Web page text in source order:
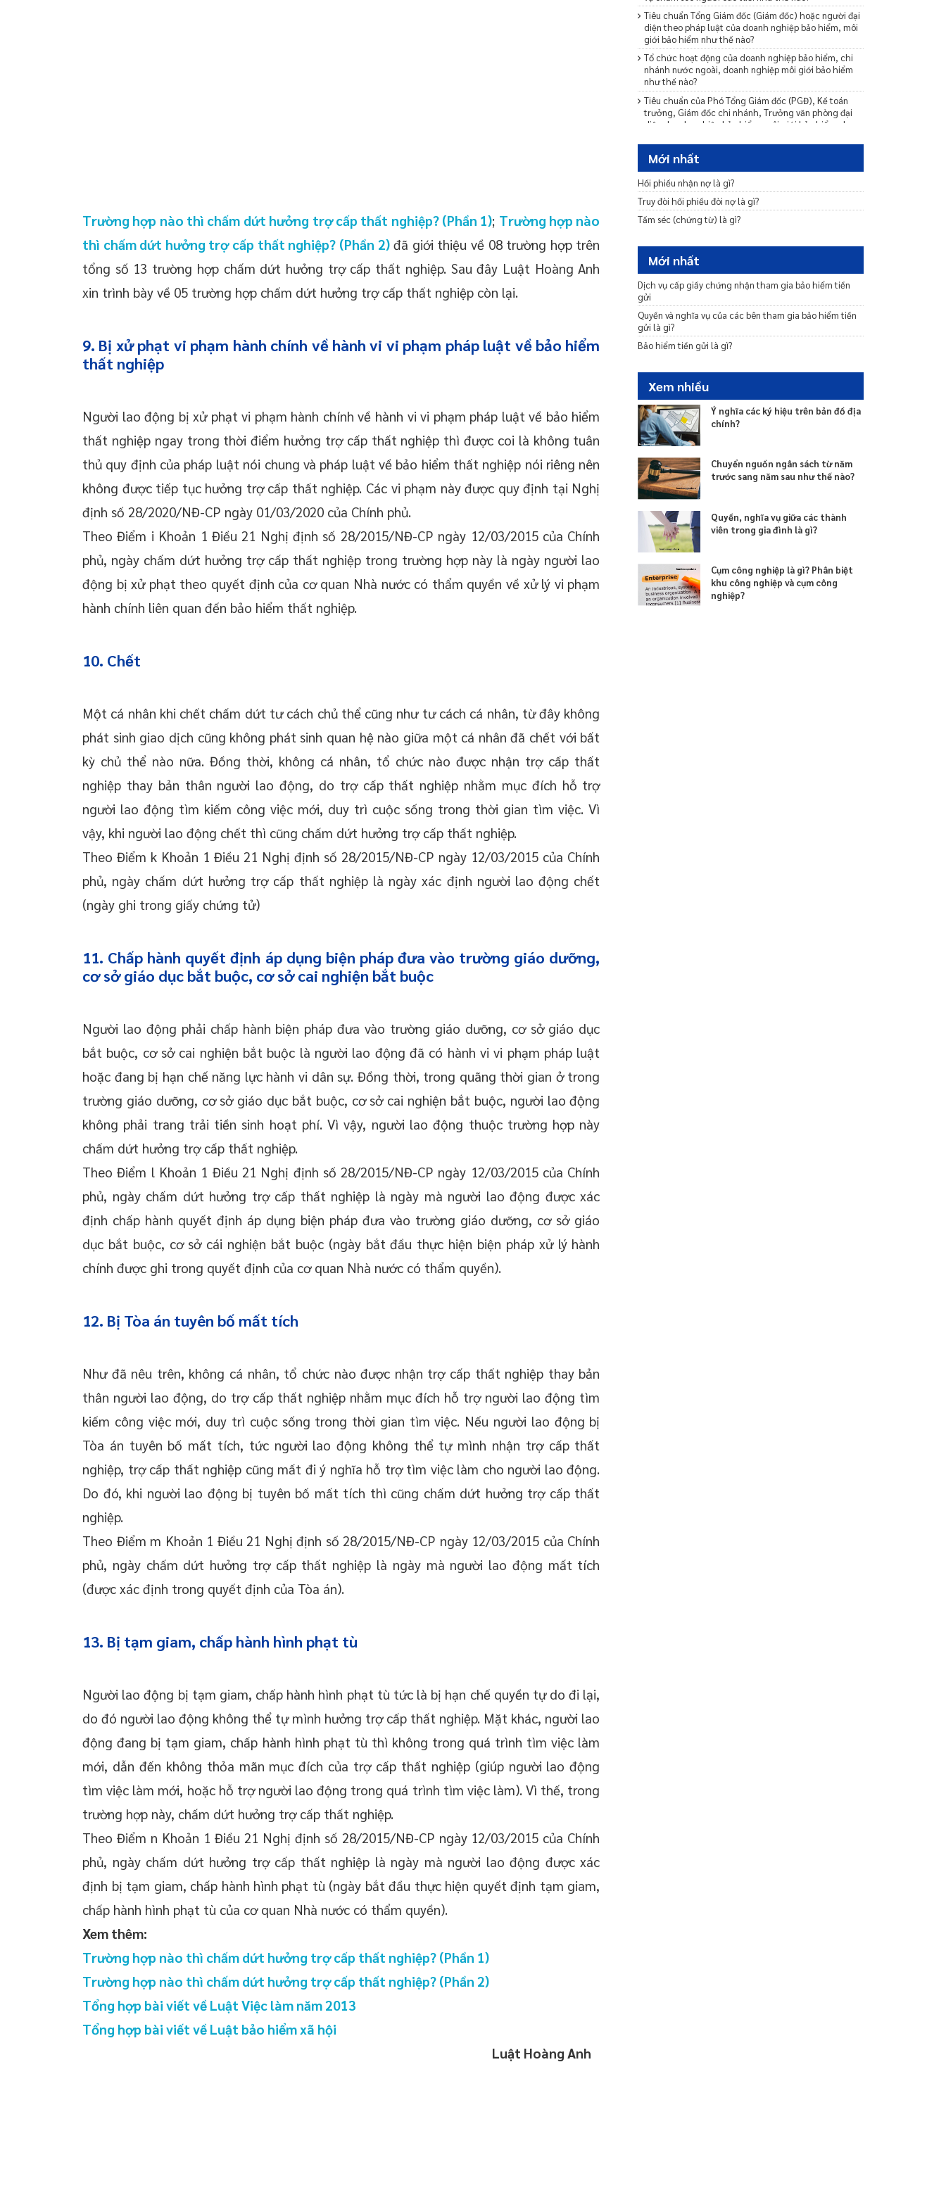
Trường hợp nào thì chấm dứt hưởng trợ cấp thất nghiệp? (Phần 1); Trường hợp nào
thì chấm dứt hưởng trợ cấp thất nghiệp? (Phần 2)đã giới thiệu về 08 trường hợp trên
tổng số 13 trường hợp chấm dứt hưởng trợ cấp thất nghiệp. Sau đây Luật Hoàng Anh
xin trình bày về 05 trường hợp chấm dứt hưởng trợ cấp thất nghiệp còn lại.
9. Bị xử phạt vi phạm hành chính về hành vi vi phạm pháp luật về bảo hiểm
thất nghiệp
Người lao động bị xử phạt vi phạm hành chính về hành vi vi phạm pháp luật về bảo hiểm
thất nghiệp ngay trong thời điểm hưởng trợ cấp thất nghiệp thì được coi là không tuân
thủ quy định của pháp luật nói chung và pháp luật về bảo hiểm thất nghiệp nói riêng nên
không được tiếp tục hưởng trợ cấp thất nghiệp. Các vi phạm này được quy định tại Nghị
định số 28/2020/NĐ-CP ngày 01/03/2020 của Chính phủ.
Theo Điểm i Khoản 1 Điều 21 Nghị định số 28/2015/NĐ-CP ngày 12/03/2015 của Chính
phủ, ngày chấm dứt hưởng trợ cấp thất nghiệp trong trường hợp này là ngày người lao
động bị xử phạt theo quyết định của cơ quan Nhà nước có thẩm quyền về xử lý vi phạm
hành chính liên quan đến bảo hiểm thất nghiệp.
10. Chết
Một cá nhân khi chết chấm dứt tư cách chủ thể cũng như tư cách cá nhân, từ đây không
phát sinh giao dịch cũng không phát sinh quan hệ nào giữa một cá nhân đã chết với bất
kỳ chủ thể nào nữa. Đồng thời, không cá nhân, tổ chức nào được nhận trợ cấp thất
nghiệp thay bản thân người lao động, do trợ cấp thất nghiệp nhằm mục đích hỗ trợ
người lao động tìm kiếm công việc mới, duy trì cuộc sống trong thời gian tìm việc. Vì
vậy, khi người lao động chết thì cũng chấm dứt hưởng trợ cấp thất nghiệp.
Theo Điểm k Khoản 1 Điều 21 Nghị định số 28/2015/NĐ-CP ngày 12/03/2015 của Chính
phủ, ngày chấm dứt hưởng trợ cấp thất nghiệp là ngày xác định người lao động chết
(ngày ghi trong giấy chứng tử)
11. Chấp hành quyết định áp dụng biện pháp đưa vào trường giáo dưỡng,
cơ sở giáo dục bắt buộc, cơ sở cai nghiện bắt buộc
Người lao động phải chấp hành biện pháp đưa vào trường giáo dưỡng, cơ sở giáo dục
bắt buộc, cơ sở cai nghiện bắt buộc là người lao động đã có hành vi vi phạm pháp luật
hoặc đang bị hạn chế năng lực hành vi dân sự. Đồng thời, trong quãng thời gian ở trong
trường giáo dưỡng, cơ sở giáo dục bắt buộc, cơ sở cai nghiện bắt buộc, người lao động
không phải trang trải tiền sinh hoạt phí. Vì vậy, người lao động thuộc trường hợp này
chấm dứt hưởng trợ cấp thất nghiệp.
Theo Điểm l Khoản 1 Điều 21 Nghị định số 28/2015/NĐ-CP ngày 12/03/2015 của Chính
phủ, ngày chấm dứt hưởng trợ cấp thất nghiệp là ngày mà người lao động được xác
định chấp hành quyết định áp dụng biện pháp đưa vào trường giáo dưỡng, cơ sở giáo
dục bắt buộc, cơ sở cái nghiện bắt buộc (ngày bắt đầu thực hiện biện pháp xử lý hành
chính được ghi trong quyết định của cơ quan Nhà nước có thẩm quyền).
12. Bị Tòa án tuyên bố mất tích
Như đã nêu trên, không cá nhân, tổ chức nào được nhận trợ cấp thất nghiệp thay bản
thân người lao động, do trợ cấp thất nghiệp nhằm mục đích hỗ trợ người lao động tìm
kiếm công việc mới, duy trì cuộc sống trong thời gian tìm việc. Nếu người lao động bị
Tòa án tuyên bố mất tích, tức người lao động không thể tự mình nhận trợ cấp thất
nghiệp, trợ cấp thất nghiệp cũng mất đi ý nghĩa hỗ trợ tìm việc làm cho người lao động.
Do đó, khi người lao động bị tuyên bố mất tích thì cũng chấm dứt hưởng trợ cấp thất
nghiệp.
Theo Điểm m Khoản 1 Điều 21 Nghị định số 28/2015/NĐ-CP ngày 12/03/2015 của Chính
phủ, ngày chấm dứt hưởng trợ cấp thất nghiệp là ngày mà người lao động mất tích
(được xác định trong quyết định của Tòa án).
13. Bị tạm giam, chấp hành hình phạt tù
Người lao động bị tạm giam, chấp hành hình phạt tù tức là bị hạn chế quyền tự do đi lại,
do đó người lao động không thể tự mình hưởng trợ cấp thất nghiệp. Mặt khác, người lao
động đang bị tạm giam, chấp hành hình phạt tù thì không trong quá trình tìm việc làm
mới, dẫn đến không thỏa mãn mục đích của trợ cấp thất nghiệp (giúp người lao động
tìm việc làm mới, hoặc hỗ trợ người lao động trong quá trình tìm việc làm). Vì thế, trong
trường hợp này, chấm dứt hưởng trợ cấp thất nghiệp.
Theo Điểm n Khoản 1 Điều 21 Nghị định số 28/2015/NĐ-CP ngày 12/03/2015 của Chính
phủ, ngày chấm dứt hưởng trợ cấp thất nghiệp là ngày mà người lao động được xác
định bị tạm giam, chấp hành hình phạt tù (ngày bắt đầu thực hiện quyết định tạm giam,
chấp hành hình phạt tù của cơ quan Nhà nước có thẩm quyền).
Xem thêm:
Trường hợp nào thì chấm dứt hưởng trợ cấp thất nghiệp? (Phần 1)
Trường hợp nào thì chấm dứt hưởng trợ cấp thất nghiệp? (Phần 2)
Tổng hợp bài viết về Luật Việc làm năm 2013
Tổng hợp bài viết về Luật bảo hiểm xã hội
Luật Hoàng Anh
Tiêu chuẩn Tổng Giám đốc (Giám đốc) hoặc người đại
diện theo pháp luật của doanh nghiệp bảo hiểm, môi
giới bảo hiểm như thế nào?
Tổ chức hoạt động của doanh nghiệp bảo hiểm, chi
nhánh nước ngoài, doanh nghiệp môi giới bảo hiểm
như thế nào?
Tiêu chuẩn của Phó Tổng Giám đốc (PGĐ), Kế toán
trưởng, Giám đốc chi nhánh, Trưởng văn phòng đại
diện doanh nghiệp bảo hiểm, môi giới bảo hiểm như
Thủ tục bổ nhiệm, thay đổi một số chức danh quản trị,
điều hành của doanh nghiệp bảo hiểm, doanh nghiệp
môi giới bảo hiểm như thế nào?
Các hành vi vi phạm pháp luật về kinh doanh bảo hiểm
là gì? (Phần 1)
Các hành vi vi phạm pháp luật về kinh doanh bảo hiểm
Doanh nghiệp bảo hiểm, doanh nghiệp môi giới bảo
hiểm chuyển lợi nhuận, tài sản ra nước ngoài như thế
nào?
Tiêu chuẩn đối với người đứng đầu các bộ phận
nghiệp vụ của doanh nghiệp bảo hiểm là gì?
Bào hiểm liên kết chung là gì?
Bảo hiểm liên kết đơn vị là gì?
hiểm, chi nhánh nước ngoài như thế nào?
Nguồn vốn nhàn rỗi từ dự phòng nghiệp vụ bảo hiểm
là gì?
Phân biệt chi nhánh nước ngoài và văn phòng đại diện
của doanh nghiệp bảo hiểm như thế nào?
Mới nhất
Hối phiếu nhận nợ là gì?
Truy đòi hối phiếu đòi nợ là gì?
Tấm séc (chứng từ) là gì?
Mới nhất
Dịch vụ cấp giấy chứng nhận tham gia bảo hiểm tiền
gửi
Quyền và nghĩa vụ của các bên tham gia bảo hiểm tiền
gửi là gì?
Bảo hiểm tiền gửi là gì?
Xem nhiều
Ý nghĩa các ký hiệu trên bản đồ địa
chính?
Chuyển nguồn ngân sách từ năm
trước sang năm sau như thế nào?
Quyền, nghĩa vụ giữa các thành
viên trong gia đình là gì?
Cụm công nghiệp là gì? Phân biệt
khu công nghiệp và cụm công
nghiệp?